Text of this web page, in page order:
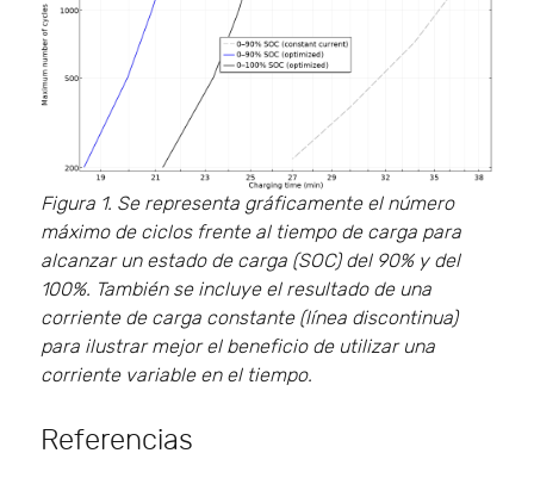
Figura 1. Se representa gráficamente el número
máximo de ciclos frente al tiempo de carga para
alcanzar un estado de carga (SOC) del 90% y del
100%. También se incluye el resultado de una
corriente de carga constante (línea discontinua)
para ilustrar mejor el beneficio de utilizar una
corriente variable en el tiempo.
Referencias